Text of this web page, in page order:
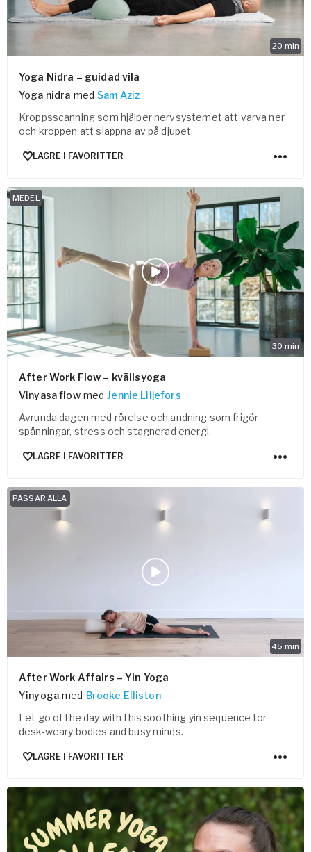
20 min
Yoga Nidra – guidad vila
Yoga nidra med Sam Aziz
Kroppsscanning som hjälper nervsystemet att varva ner
och kroppen att slappna av på djupet.
LAGRE I FAVORITTER
30 min
MEDEL
After Work Flow – kvällsyoga
Vinyasa flow med Jennie Liljefors
Avrunda dagen med rörelse och andning som frigör
spänningar, stress och stagnerad energi.
LAGRE I FAVORITTER
45 min
PASSAR ALLA
After Work Affairs – Yin Yoga
Yinyoga med Brooke Elliston
Let go of the day with this soothing yin sequence for
desk-weary bodies and busy minds.
LAGRE I FAVORITTER